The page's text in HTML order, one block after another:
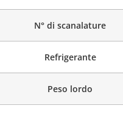
N° di scanalature
Refrigerante
Peso lordo